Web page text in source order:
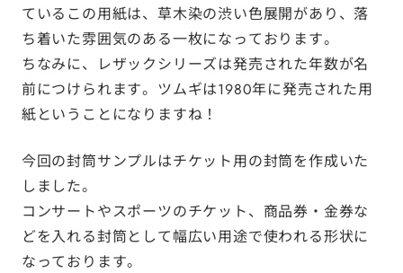
ているこの用紙は、草木染の渋い色展開があり、落
ち着いた雰囲気のある一枚になっております。
ちなみに、レザックシリーズは発売された年数が名
前につけられます。ツムギは1980年に発売された用
紙ということになりますね！
今回の封筒サンプルはチケット用の封筒を作成いた
しました。
コンサートやスポーツのチケット、商品券・金券な
どを入れる封筒として幅広い用途で使われる形状に
なっております。